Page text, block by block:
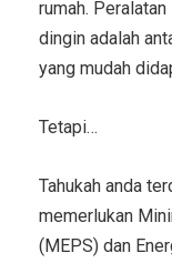
rumah.
dingin adalah
yang mudah
Tetapi…
Tahukah anda
memerlukan
(MEPS) dan